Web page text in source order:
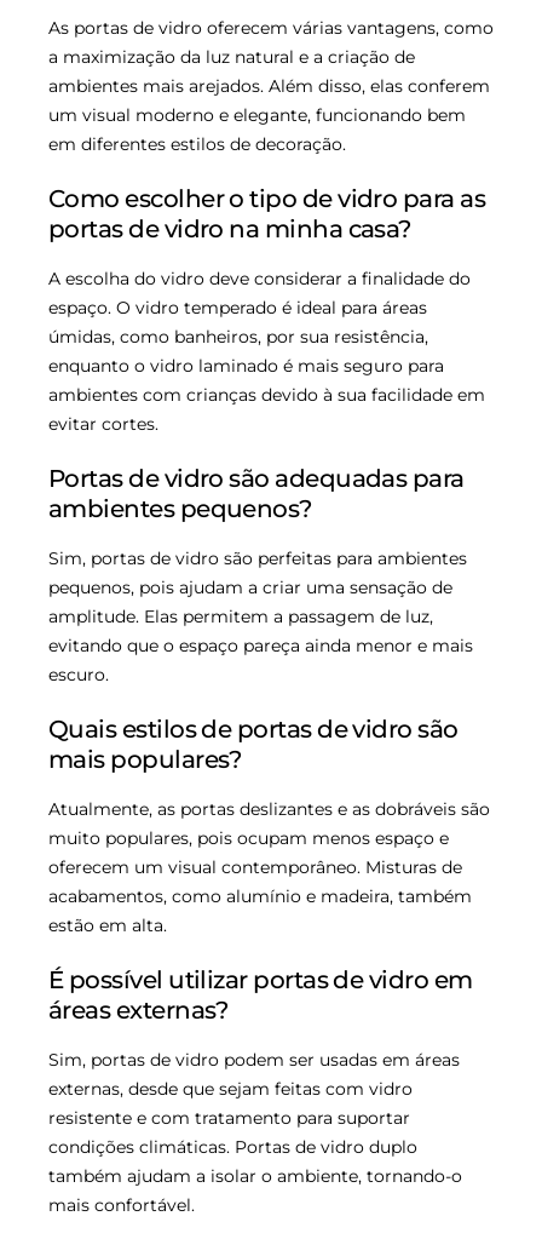
As portas de vidro oferecem várias vantagens, como
a maximização da luz natural e a criação de
ambientes mais arejados. Além disso, elas conferem
um visual moderno e elegante, funcionando bem
em diferentes estilos de decoração.
Como escolher o tipo de vidro para as
portas de vidro na minha casa?
A escolha do vidro deve considerar a finalidade do
espaço. O vidro temperado é ideal para áreas
úmidas, como banheiros, por sua resistência,
enquanto o vidro laminado é mais seguro para
ambientes com crianças devido à sua facilidade em
evitar cortes.
Portas de vidro são adequadas para
ambientes pequenos?
Sim, portas de vidro são perfeitas para ambientes
pequenos, pois ajudam a criar uma sensação de
amplitude. Elas permitem a passagem de luz,
evitando que o espaço pareça ainda menor e mais
escuro.
Quais estilos de portas de vidro são
mais populares?
Atualmente, as portas deslizantes e as dobráveis são
muito populares, pois ocupam menos espaço e
oferecem um visual contemporâneo. Misturas de
acabamentos, como alumínio e madeira, também
estão em alta.
É possível utilizar portas de vidro em
áreas externas?
Sim, portas de vidro podem ser usadas em áreas
externas, desde que sejam feitas com vidro
resistente e com tratamento para suportar
condições climáticas. Portas de vidro duplo
também ajudam a isolar o ambiente, tornando-o
mais confortável.